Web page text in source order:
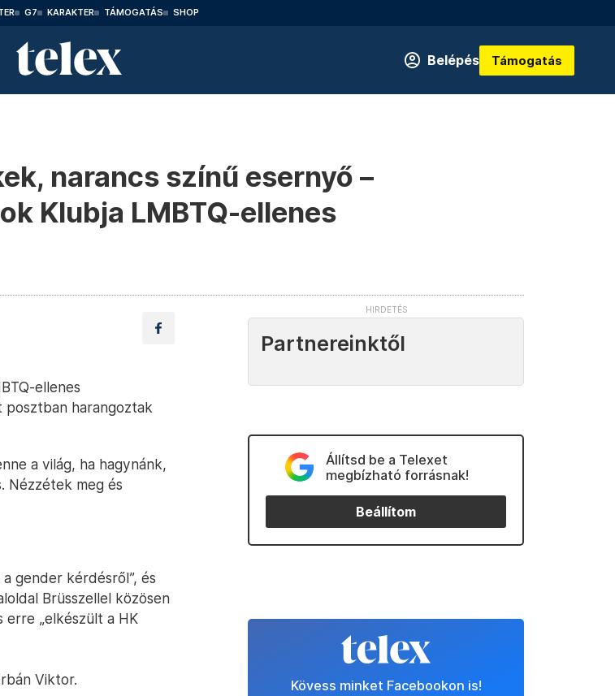
G7 KARAKTER TÁMOGATÁS SHOP
Belépés Támogatás
narancs színű esernyő –
Klubja LMBTQ-ellenes
ellenes
posztban harangoztak
a világ, ha hagynánk,
Nézzétek meg és
gender kérdésről”, és
Brüsszellel közösen
erre „elkészült a HK
Viktor.
Partnereinktől
Állítsd be a Telexet
megbízható forrásnak!
Beállítom
Kövess minket Facebookon is!